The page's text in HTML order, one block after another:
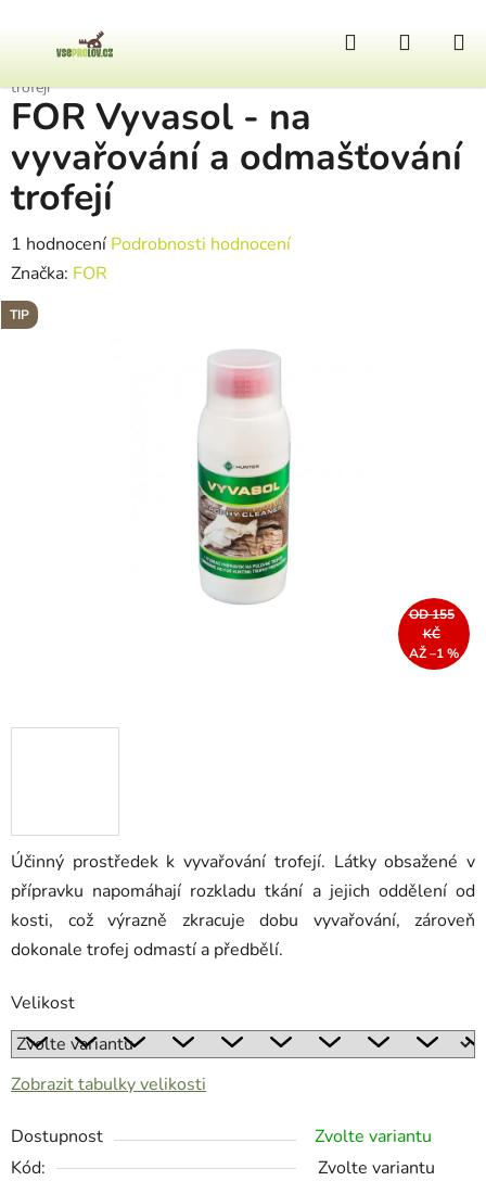
Hledat
Domů
trofejí
Účinný prostředek k vyvařování trofejí. Látky obsažené v
přípravku napomáhají rozkladu tkání a jejich oddělení od
kosti, což výrazně zkracuje dobu vyvařování, zároveň
dokonale trofej odmastí a předbělí.
Velikost
Zobrazit tabulky velikosti
Dostupnost
Zvolte variantu
Kód:
Zvolte variantu
FOR Vyvasol - na
vyvařování a odmašťování
trofejí
Průměrné hodnocení produktu je 5,0 z 5 hvězdiček.
1 hodnocení Podrobnosti hodnocení
Značka: FOR
TIP
OD 155
KČ
AŽ –1 %